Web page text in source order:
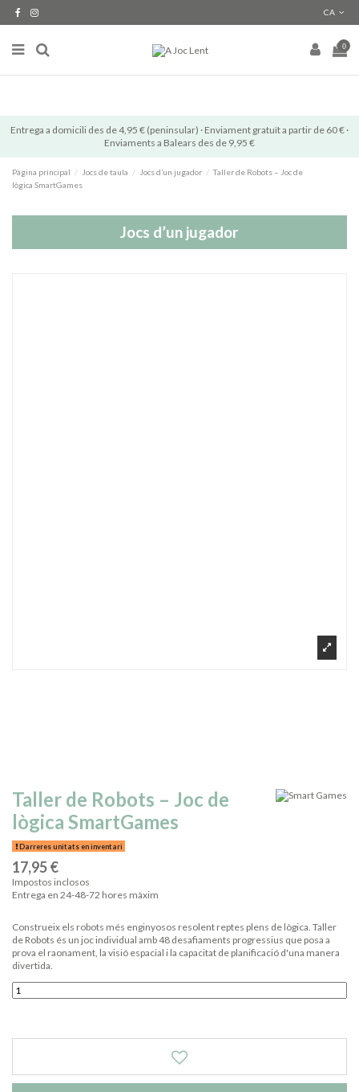
CA
0
Entrega a domicili des de 4,95 € (peninsular) · Enviament gratuït a partir de 60 € ·
Enviaments a Balears des de 9,95 €
Pàgina principal Jocs de taula Jocs d’un jugador
Taller de Robots – Joc de
lògica SmartGames
Jocs d’un jugador
Taller de Robots – Joc de
lògica SmartGames
Darreres unitats en inventari
17,95 €
Impostos inclosos
Entrega en 24-48-72 hores màxim
Construeix els robots més enginyosos resolent reptes plens de lògica. Taller
de Robots és un joc individual amb 48 desafiaments progressius que posa a
prova el raonament, la visió espacial i la capacitat de planificació d'una manera
divertida.